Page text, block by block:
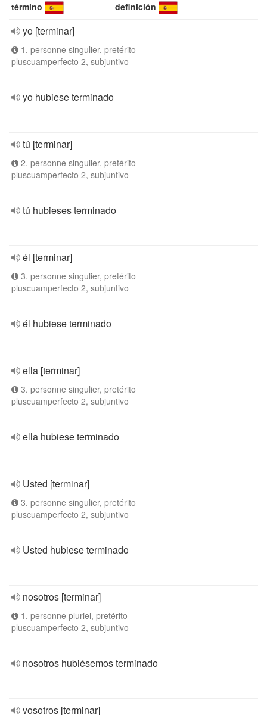
término definición
yo [terminar]
1. personne singulier, pretérito
pluscuamperfecto 2, subjuntivo
yo hubiese terminado
tú [terminar]
2. personne singulier, pretérito
pluscuamperfecto 2, subjuntivo
tú hubieses terminado
él [terminar]
3. personne singulier, pretérito
pluscuamperfecto 2, subjuntivo
él hubiese terminado
ella [terminar]
3. personne singulier, pretérito
pluscuamperfecto 2, subjuntivo
ella hubiese terminado
Usted [terminar]
3. personne singulier, pretérito
pluscuamperfecto 2, subjuntivo
Usted hubiese terminado
nosotros [terminar]
1. personne pluriel, pretérito
pluscuamperfecto 2, subjuntivo
nosotros hubiésemos terminado
vosotros [terminar]